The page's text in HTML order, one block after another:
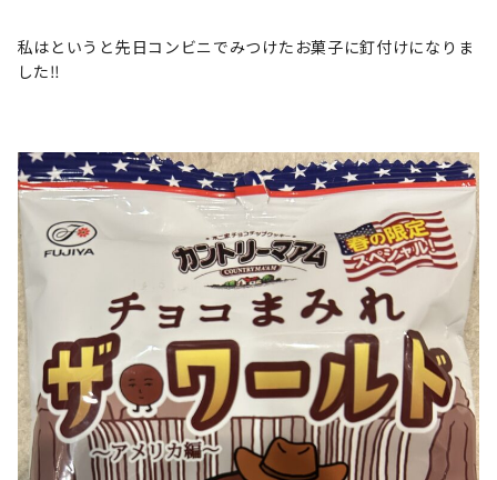
私はというと先日コンビニでみつけたお菓子に釘付けになりま
した‼